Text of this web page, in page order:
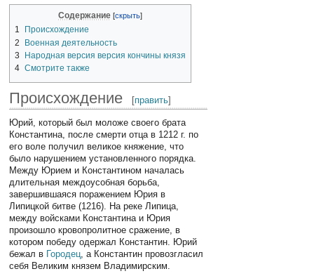
Содержание
1
Происхождение
2
Военная деятельность
3
Народная версия версия кончины князя
4 Смотрите также
Происхождение [править]
Юрий, который был моложе своего брата
Константина, после смерти отца в 1212 г. по
его воле получил великое княжение, что
было нарушением установленного порядка.
Между Юрием и Константином началась
длительная междоусобная борьба,
завершившаяся поражением Юрия в
Липицкой битве (1216). На реке Липица,
между войсками Константина и Юрия
произошло кровопролитное сражение, в
котором победу одержал Константин. Юрий
бежал в Городец , а Константин провозгласил
себя Великим князем Владимирским.